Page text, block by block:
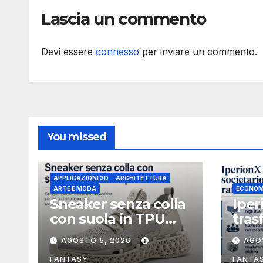
Lascia un commento
Devi essere connesso per inviare un commento.
You missed
APPLICAZIONI 3D
ARCHITETTURA
ARTE E MODA
Sneaker senza colla
con suola in TPU
stampata in 3D
AGOSTO 5, 2026
FANTASY